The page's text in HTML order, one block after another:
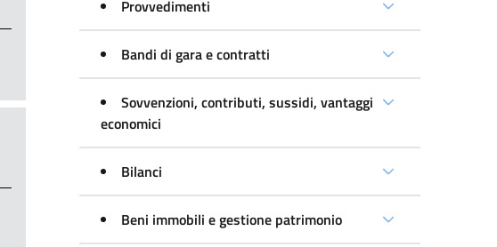
Provvedimenti
Bandi di gara e contratti
Sovvenzioni, contributi, sussidi, vantaggi
economici
Bilanci
Beni immobili e gestione patrimonio